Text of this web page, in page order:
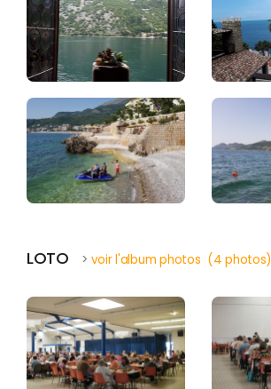
LOTO > voir l'album photos (4 photos)